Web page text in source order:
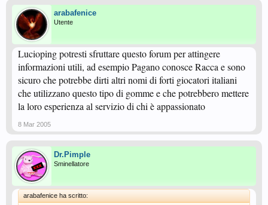
arabafenice
Utente
Lucioping potresti sfruttare questo forum per attingere
informazioni utili, ad esempio Pagano conosce Racca e sono
sicuro che potrebbe dirti altri nomi di forti giocatori italiani
che utilizzano questo tipo di gomme e che potrebbero mettere
la loro esperienza al servizio di chi è appassionato
8 Mar 2005
Dr.Pimple
Sminellatore
arabafenice ha scritto: